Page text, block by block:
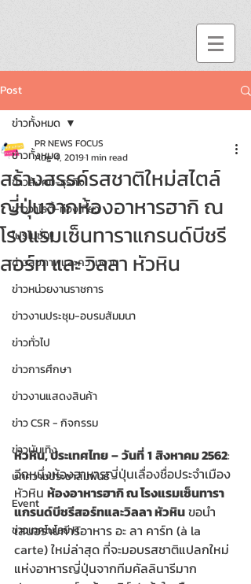
Post
ข่าวทั้งหมด
ข่าวสังคม-ธุรกิจ
ข่าววาไรตี้-ท่องเที่ยว
โปรโมชั่น!!
ข่าวสุขภาพและความงาม
ข่าวหน่วยงานราชการ
ข่าวงานประชุม-อบรมสัมมนา
ข่าวทั่วไป
ข่าวการศึกษา
ข่าวงานแสดงสินค้า
ข่าว CSR - กิจกรรม
ข่าวบันเทิง
บทความประชาสัมพันธ์
Event
ข่าวเทคโนโลยี IT
ข่าวทั้งหมด
สร้างสรรค์รสชาติใหม่สไตล์
ญี่ปุ่นจากห้องอาหารฮากิ ณ
โรงแรมเซ็นทาราแกรนด์บีชรี
สอร์ท และ วิลลา หัวหิน
PR NEWS FOCUS
Aug 4, 20191 min read
หัวหิน, ประเทศไทย–วันที่1สิงหาคม 2562:
อีกหนึ่งห้องอาหารญี่ปุ่นเลื่องชื่อประจำเมือง
หัวหิน ห้องอาหารฮากิ ณ โรงแรมเซ็นทารา
แกรนด์บีชรีสอร์ทและวิลลา หัวหิน ขอนำ
เสนอรายการอาหาร อะ ลา คาร์ท (à la
carte) ใหม่ล่าสุด ที่จะมอบรสชาติแปลกใหม่
แห่งอาหารญี่ปุ่นจากทีมคัลลินารีมาก